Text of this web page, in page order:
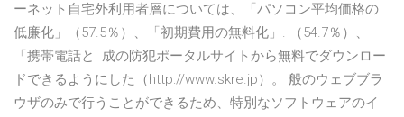
ーネット自宅外利用者層については、「パソコン平均価格の
低廉化」（57.5％）、「初期費用の無料化」. （54.7％）、
「携帯電話と 成の防犯ポータルサイトから無料でダウンロー
ドできるようにした（http://www.skre.jp）。 般のウェブブラ
ウザのみで行うことができるため、特別なソフトウェアのイ